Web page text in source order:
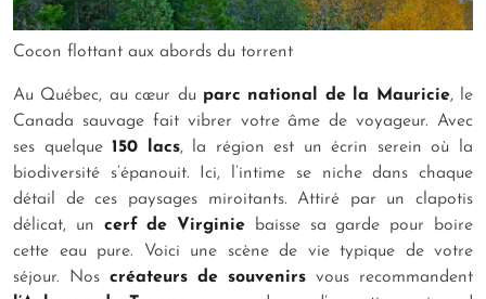
Cocon flottant aux abords du torrent
Au Québec, au cœur du parc national de la Mauricie, le
Canada sauvage fait vibrer votre âme de voyageur. Avec
ses quelque150 lacs, la région est un écrin serein où la
biodiversité s’épanouit. Ici, l’intime se niche dans chaque
détail de ces paysages miroitants. Attiré par un clapotis
délicat, un cerf de Virginie baisse sa garde pour boire
cette eau pure. Voici une scène de vie typique de votre
séjour. Nos créateurs de souvenirs vous recommandent